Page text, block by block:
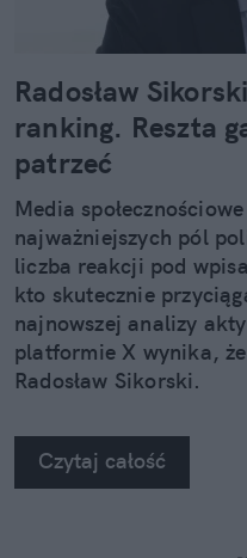
Radosław
ranking. Reszta
patrzeć
Media
najważniejszych pól
liczba reakcji pod
kto skutecznie
najnowszej analizy
platformie X wynika,
Radosław Sikorski.
Czytaj całość